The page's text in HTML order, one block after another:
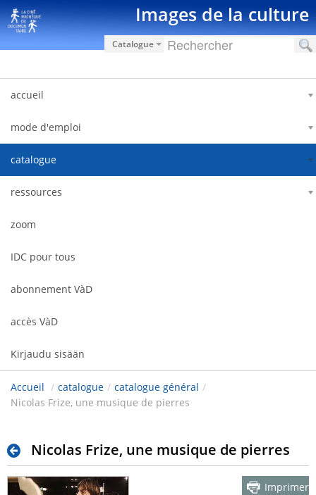
Hyppää sisältöön Images de la culture
Catalogue
accueil
mode d'emploi
catalogue
ressources
zoom
IDC pour tous
abonnement VàD
accès VàD
Kirjaudu sisään
Accueil / catalogue / catalogue général /
Nicolas Frize, une musique de pierres
Nicolas Frize, une musique de pierres
Imprimer